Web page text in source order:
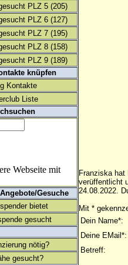
PLZ 5 (205)
PLZ 6 (127)
PLZ 7 (195)
PLZ 8 (158)
PLZ 9 (189)
knüpfen
Kontakte
Liste
Webseite mit
Gesuche
bietet
gesucht
nötig?
gesucht?
Franziska
verüffentlicht
24.08.2022.
Mit *
Dein Name*:
Deine EMail*:
Betreff: